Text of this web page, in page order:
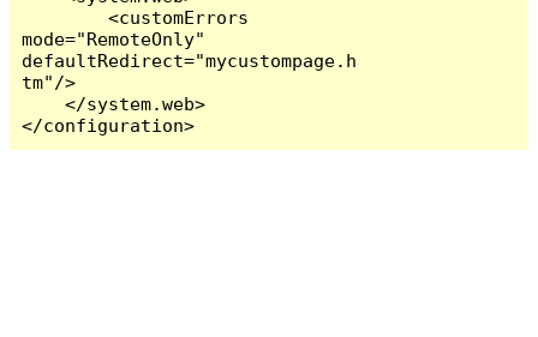
        <customErrors
mode="RemoteOnly"
defaultRedirect="mycustompage.h
tm"/>
    </system.web>
</configuration>